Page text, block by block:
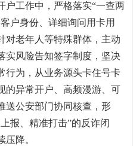
户工作中，严格落实“一查两
户身份、详细询问用卡用
对老年人等特殊群体，主动
实风险告知签字制度，坚决
行为，从业务源头卡住号卡
的异常开户、高频漫游、可
送公安部门协同核查，形
报、精准打击”的反诈闭
降。